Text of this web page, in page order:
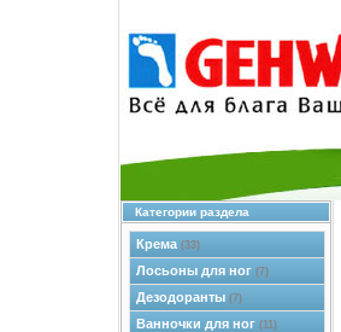
Категории раздела
Крема (33)
Лосьоны для ног (7)
Дезодоранты (7)
Ванночки для ног (11)